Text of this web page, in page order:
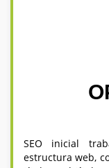
SEO inicial
estructura web,